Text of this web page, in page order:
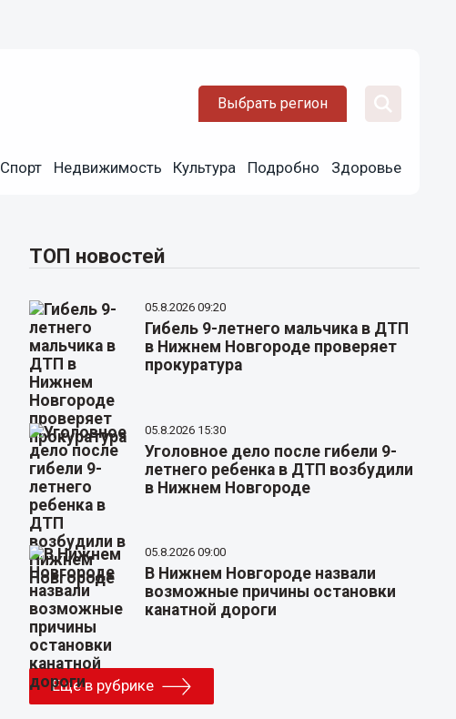
Выбрать регион
Спорт Недвижимость Культура Подробно Здоровье
ТОП новостей
05.8.2026 09:20
Гибель 9-летнего мальчика в ДТП
в Нижнем Новгороде проверяет
прокуратура
05.8.2026 15:30
Уголовное дело после гибели 9-
летнего ребенка в ДТП возбудили
в Нижнем Новгороде
05.8.2026 09:00
В Нижнем Новгороде назвали
возможные причины остановки
канатной дороги
Еще в рубрике